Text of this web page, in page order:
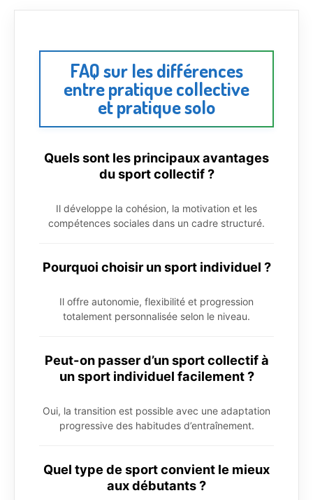
FAQ sur les différences
entre pratique collective
et pratique solo
Quels sont les principaux avantages
du sport collectif ?
Il développe la cohésion, la motivation et les
compétences sociales dans un cadre structuré.
Pourquoi choisir un sport individuel ?
Il offre autonomie, flexibilité et progression
totalement personnalisée selon le niveau.
Peut-on passer d’un sport collectif à
un sport individuel facilement ?
Oui, la transition est possible avec une adaptation
progressive des habitudes d’entraînement.
Quel type de sport convient le mieux
aux débutants ?